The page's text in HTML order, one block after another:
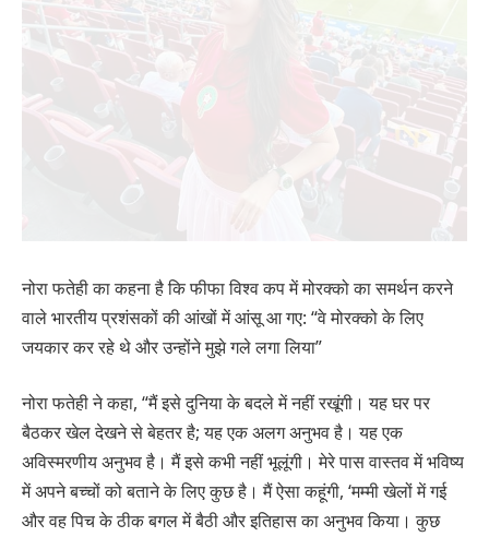
नोरा फतेही का कहना है कि फीफा विश्व कप में मोरक्को का समर्थन करने
वाले भारतीय प्रशंसकों की आंखों में आंसू आ गए: “वे मोरक्को के लिए
जयकार कर रहे थे और उन्होंने मुझे गले लगा लिया”
नोरा फतेही ने कहा, “मैं इसे दुनिया के बदले में नहीं रखूंगी। यह घर पर
बैठकर खेल देखने से बेहतर है; यह एक अलग अनुभव है। यह एक
अविस्मरणीय अनुभव है। मैं इसे कभी नहीं भूलूंगी। मेरे पास वास्तव में भविष्य
में अपने बच्चों को बताने के लिए कुछ है। मैं ऐसा कहूंगी, ‘मम्मी खेलों में गई
और वह पिच के ठीक बगल में बैठी और इतिहास का अनुभव किया। कुछ